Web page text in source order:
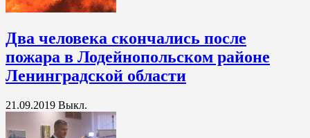
Два человека скончались после
пожара в Лодейнопольском районе
Ленинградской области
21.09.2019 Выкл.